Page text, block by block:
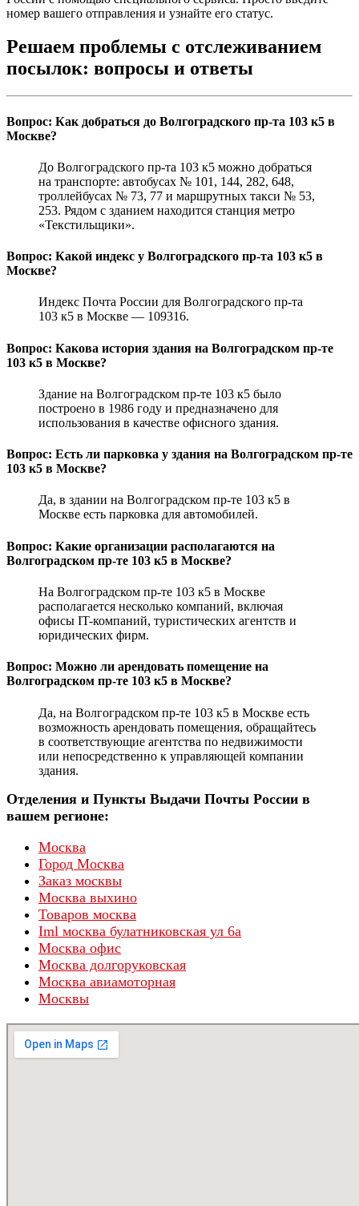
номер вашего отправления и узнайте его статус.
Решаем проблемы с отслеживанием
посылок: вопросы и ответы
Вопрос: Как добраться до Волгоградского пр-та 103 к5 в
Москве?
До Волгоградского пр-та 103 к5 можно добраться
на транспорте: автобусах № 101, 144, 282, 648,
троллейбусах № 73, 77 и маршрутных такси № 53,
253. Рядом с зданием находится станция метро
«Текстильщики».
Вопрос: Какой индекс у Волгоградского пр-та 103 к5 в
Москве?
Индекс Почта России для Волгоградского пр-та
103 к5 в Москве — 109316.
Вопрос: Какова история здания на Волгоградском пр-те
103 к5 в Москве?
Здание на Волгоградском пр-те 103 к5 было
построено в 1986 году и предназначено для
использования в качестве офисного здания.
Вопрос: Есть ли парковка у здания на Волгоградском пр-те
103 к5 в Москве?
Да, в здании на Волгоградском пр-те 103 к5 в
Москве есть парковка для автомобилей.
Вопрос: Какие организации располагаются на
Волгоградском пр-те 103 к5 в Москве?
На Волгоградском пр-те 103 к5 в Москве
располагается несколько компаний, включая
офисы IT-компаний, туристических агентств и
юридических фирм.
Вопрос: Можно ли арендовать помещение на
Волгоградском пр-те 103 к5 в Москве?
Да, на Волгоградском пр-те 103 к5 в Москве есть
возможность арендовать помещения, обращайтесь
в соответствующие агентства по недвижимости
или непосредственно к управляющей компании
здания.
Отделения и Пункты Выдачи Почты России в
вашем регионе:
Москва
Город Москва
Заказ москвы
Москва выхино
Товаров москва
Iml москва булатниковская ул 6а
Москва офис
Москва долгоруковская
Москва авиамоторная
Москвы